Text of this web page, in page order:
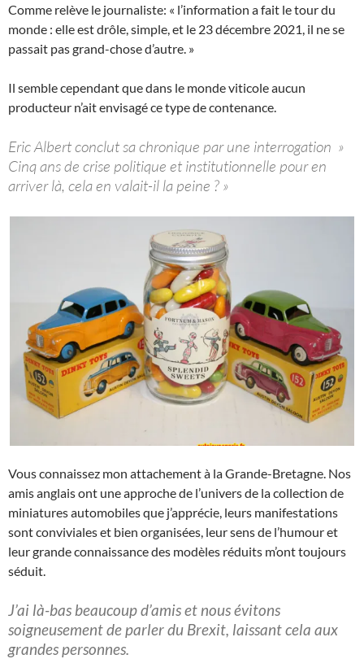
Comme relève le journaliste: « l’information a fait le tour du
monde : elle est drôle, simple, et le 23 décembre 2021, il ne se
passait pas grand-chose d’autre. »
Il semble cependant que dans le monde viticole aucun
producteur n’ait envisagé ce type de contenance.
Eric Albert conclut sa chronique par une interrogation »
Cinq ans de crise politique et institutionnelle pour en
arriver là, cela en valait-il la peine ? »
Vous connaissez mon attachement à la Grande-Bretagne. Nos
amis anglais ont une approche de l’univers de la collection de
miniatures automobiles que j’apprécie, leurs manifestations
sont conviviales et bien organisées, leur sens de l’humour et
leur grande connaissance des modèles réduits m’ont toujours
séduit.
J’ai là-bas beaucoup d’amis et nous évitons
soigneusement de parler du Brexit, laissant cela aux
grandes personnes.